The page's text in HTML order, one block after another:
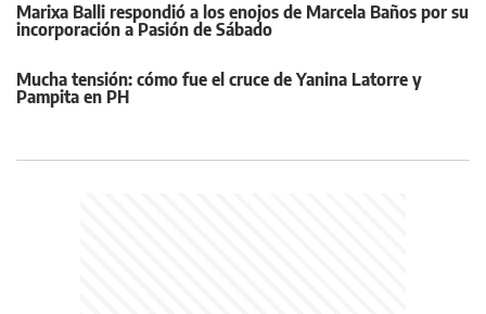
Marixa Balli respondió a los enojos de Marcela Baños por su
incorporación a Pasión de Sábado
Mucha tensión: cómo fue el cruce de Yanina Latorre y
Pampita en PH